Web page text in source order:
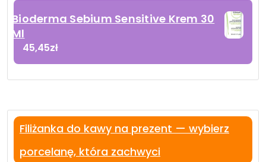
Bioderma Sebium Sensitive Krem 30
Ml
45,45zł
Filiżanka do kawy na prezent — wybierz
porcelanę, która zachwyci